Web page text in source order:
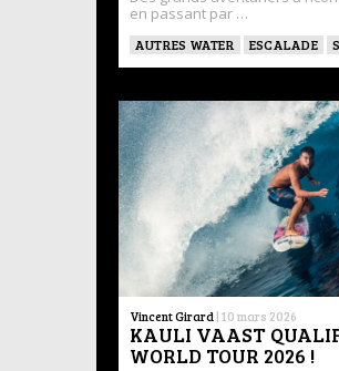
en passant par …
AUTRES WATER ESCALADE
Vincent Girard | 10 mars 2026
KAULI VAAST
WORLD TOUR 2026 !